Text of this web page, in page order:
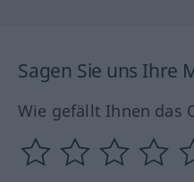
Sagen Sie uns Ihre
Wie gefällt Ihnen das